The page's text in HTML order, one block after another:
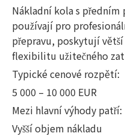
Nákladní kola s
používají pro
přepravu, poskytují
flexibilitu užitečného
Typické cenové rozpětí:
5 000 – 10 000 EUR
Mezi hlavní výhody patří:
Vyšší objem nákladu